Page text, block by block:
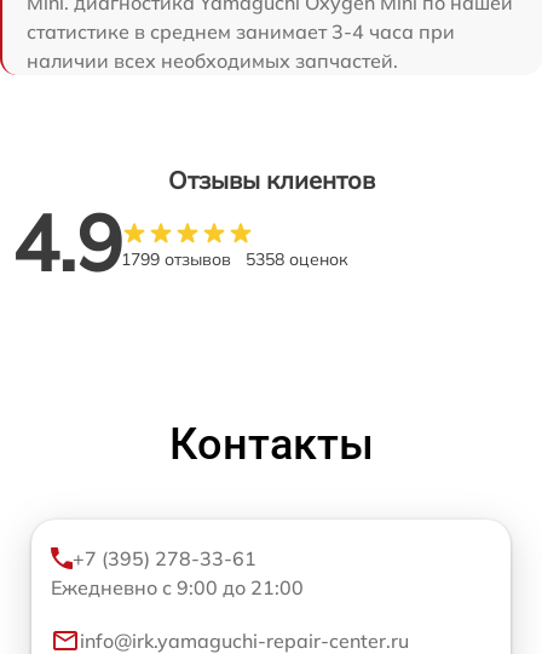
статистике в среднем занимает 3-4 часа при
наличии всех необходимых запчастей.
Отзывы клиентов
4.91799 отзывов 5358 оценок
Контакты
+7 (395) 278-33-61
Ежедневно с 9:00 до 21:00
info@irk.yamaguchi-repair-center.ru